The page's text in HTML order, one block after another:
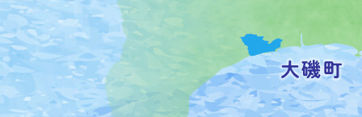
を
記
し
た